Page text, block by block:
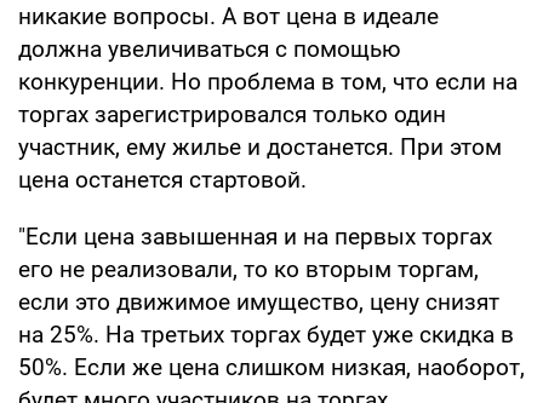
никакие вопросы. А вот цена в идеале
должна увеличиваться с помощью
конкуренции. Но проблема в том, что если на
торгах зарегистрировался только один
участник, ему жилье и достанется. При этом
цена останется стартовой.
"Если цена завышенная и на первых торгах
его не реализовали, то ко вторым торгам,
если это движимое имущество, цену снизят
на 25%. На третьих торгах будет уже скидка в
50%. Если же цена слишком низкая, наоборот,